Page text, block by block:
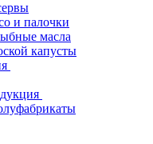
и палочки
масла
капусты